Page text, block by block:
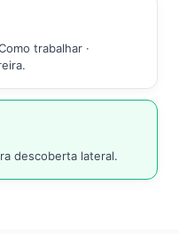
trabalhar ·
descoberta lateral.